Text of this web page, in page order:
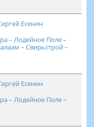
Есенин
– Лодейное Поле –
– Свирьстрой –
Есенин
– Лодейное Поле –